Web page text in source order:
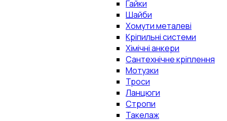
Гайки
Шайби
Хомути металеві
Кріпильні системи
Хімічні анкери
Сантехнічне кріплення
Мотузки
Троси
Ланцюги
Стропи
Такелаж